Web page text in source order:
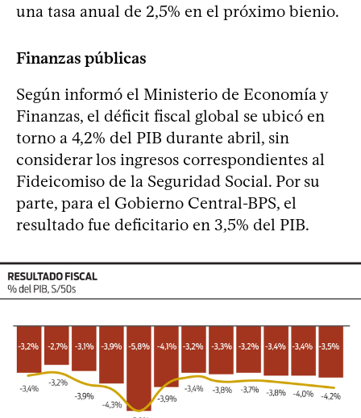
una tasa anual de 2,5% en el próximo bienio.
Finanzas públicas
Según informó el Ministerio de Economía y
Finanzas, el déficit fiscal global se ubicó en
torno a 4,2% del PIB durante abril, sin
considerar los ingresos correspondientes al
Fideicomiso de la Seguridad Social. Por su
parte, para el Gobierno Central-BPS, el
resultado fue deficitario en 3,5% del PIB.